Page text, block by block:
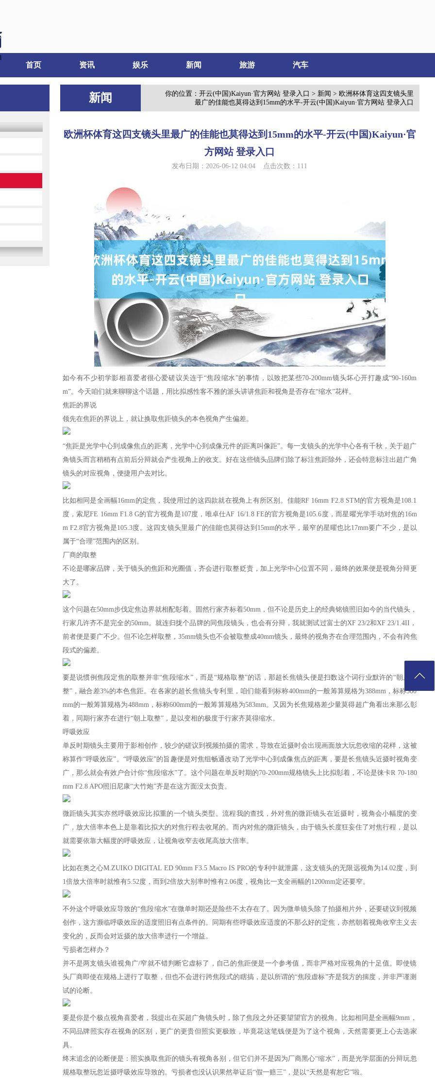
首页 资讯 娱乐 新闻 旅游 汽车
新闻 你的位置： 开云(中国)Kaiyun·官方网站 登录入口 > 新闻 > 欧洲杯体育这四支镜头里
最广的佳能也莫得达到15mm的水平-开云(中国)Kaiyun·官方网站 登录入口
欧洲杯体育这四支镜头里最广的佳能也莫得达到15mm的水平-开云(中国)Kaiyun·官
方网站 登录入口
发布日期：2026-06-12 04:04 点击次数：111
如今有不少初学影相喜爱者很心爱磋议关连于“焦段缩水”的事情，以致把某些70-200mm镜头坏心开打趣成“90-160m
m”。今天咱们就来聊聊这个话题，用比拟感性客不雅的派头讲讲焦距和视角是否存在“缩水”花样。
焦距的界说
领先在焦距的界说上，就让换取焦距镜头的本色视角产生偏差。
“焦距是光学中心到成像焦点的距离，光学中心到成像元件的距离叫像距”。每一支镜头的光学中心各有千秋，关于超广
角镜头而言稍稍有点前后分辩就会产生视角上的收支。好在这些镜头品牌们除了标注焦距除外，还会特意标注出超广角
镜头的对应视角，便捷用户去对比。
比如相同是全画幅16mm的定焦，我使用过的这四款就在视角上有所区别。佳能RF 16mm F2.8 STM的官方视角是108.1
度，索尼FE 16mm F1.8 G的官方视角是107度，唯卓仕AF 16/1.8 FE的官方视角是105.6度，而星曜光学手动对焦的16m
m F2.8官方视角是105.3度。这四支镜头里最广的佳能也莫得达到15mm的水平，最窄的星曜也比17mm要广不少，是以
属于“合理”范围内的区别。
厂商的取整
不论是哪家品牌，关于镜头的焦距和光圈值，齐会进行取整贬责，加上光学中心位置不同，最终的效果便是视角分辩更
大了。
这个问题在50mm步伐定焦边界就相配彰着。固然行家齐标着50mm，但不论是历史上的经典铭镜照旧如今的当代镜头，
行家几许齐不是完全的50mm。就连归拢个品牌的同焦段镜头，也会有分辩，我就测试过富士的XF 23/2和XF 23/1.4II，
前者便是要广不少。但不论怎样取整，35mm镜头也不会被取整成40mm镜头，最终的视角齐在合理范围内，不会有跨焦
段式的偏差。
要是说惯例焦段定焦的取整并非“焦段缩水”，而是“规格取整”的话，那超长焦镜头便是扫数这个词行业默许的“朝上取
整”，融合差3%的本色焦距。在各家的超长焦镜头专利里，咱们能看到标称400mm的一般筹算规格为388mm，标称500
mm的一般筹算规格为488mm，标称600mm的一般筹算规格为583mm。又因为长焦规格差少量莫得超广角看出来那么彰
着，同期行家齐在进行“朝上取整”，是以变相的极度于行家齐莫得缩水。
呼吸效应
单反时期镜头主要用于影相创作，较少的磋议到视频拍摄的需求，导致在近摄时会出现画面放大玩忽收缩的花样，这被
称算作“呼吸效应”。“呼吸效应”的旨趣便是对焦组畅通改动了光学中心到成像焦点的距离，要是长焦镜头近摄时视角变
广，那么就会有效户合计你“焦段缩水”了。这个问题在单反时期的70-200mm规格镜头上比拟彰着，不论是徕卡R 70-180
mm F2.8 APO照旧尼康“大竹炮”齐是在这方面没太负责。
微距镜头其实亦然呼吸效应比拟重的一个镜头类型。流程我的查找，外对焦的微距镜头在近摄时，视角会小幅度的变
广，放大倍率本色上是靠着比拟大的对焦行程去收尾的。而内对焦的微距镜头，由于镜头长度狂妄住了对焦行程，是以
就需要依靠大幅度的呼吸效应，让视角收窄去收尾高放大倍率。
比如在奥之心M.ZUIKO DIGITAL ED 90mm F3.5 Macro IS PRO的专利中就泄露，这支镜头的无限远视角为14.02度，到
1倍放大倍率时就惟有5.52度，而到2倍放大别率时惟有2.06度，视角比一支全画幅的1200mm定还要窄。
不外这个呼吸效应导致的“焦段缩水”在微单时期还是险些不太存在了。因为微单镜头除了拍摄相片外，还要磋议到视频
创作，这方濒临呼吸效应的适度照旧有点条件的。同期有些呼吸效应适度的不那么好的定焦，亦然朝着视角收窄主义去
变化的，反而会对近摄的放大倍率进行一个增益。
亏损者怎样办？
并不是两支镜头谁视角广/窄就不错判断它虚标了，自己的焦距便是一个参考值，而非严格对应视角的十足值。即使镜
头厂商即使在规格上进行了取整，但也不会进行跨焦段式的瞎搞，是以所谓的“焦段虚标”齐是我方的揣度，并非严谨测
试的论断。
要是你是个极点视角喜爱者，我提出在买超广角镜头时，除了焦段之外还要望望官方的视角。比如相同是全画幅9mm，
不同品牌照实存在视角的区别，更广的更贵但照实更极致，毕竟花这笔钱便是为了这个视角，天然需要更上心去选家
具。
终末追念的论断便是：照实换取焦距的镜头有视角各别，但它们并不是因为厂商黑心“缩水”，而是光学层面的分辩玩忽
规格取整玩忽近摄呼吸效应导致的。亏损者也没认识果然举证后“假一赔三”，是以“天然是宥恕它”啦。